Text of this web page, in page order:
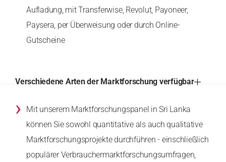
Aufladung, mit Transferwise, Revolut, Payoneer,
Paysera, per Überweisung oder durch Online-
Gutscheine
Verschiedene Arten der Marktforschung verfügbar
›
Mit unserem Marktforschungspanel in Sri Lanka
können Sie sowohl quantitative als auch qualitative
Marktforschungsprojekte durchführen - einschließlich
populärer Verbrauchermarktforschungsumfragen,